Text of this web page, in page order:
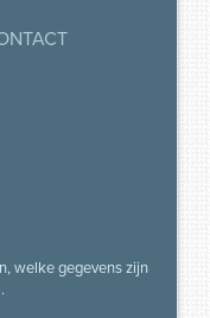
welke gegevens zijn
.